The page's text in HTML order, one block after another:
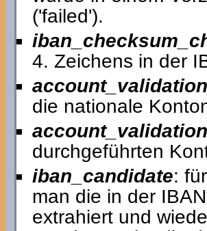
('failed').
4. Zeichens in der
die nationale
account_validation
durchgeführten
iban_candidate:
man die in der
extrahiert und